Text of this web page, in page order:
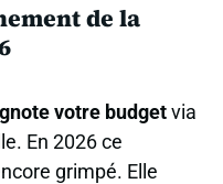
de la
votre budgetvia
En 2026 ce
grimpé. Elle